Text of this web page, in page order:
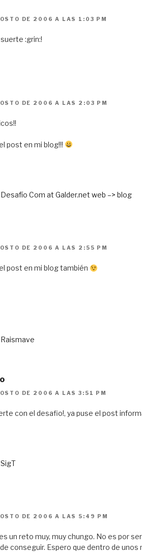
DE 2006 A LAS 1:03 PM
:grin:!
DE 2006 A LAS 2:03 PM
post en mi blog!!!
Desafío Com at Galder.net web –> blog
DE 2006 A LAS 2:55 PM
post en mi blog también
Raismave
DE 2006 A LAS 3:51 PM
con el desafio!, ya puse el post
SigT
DE 2006 A LAS 5:49 PM
un reto muy, muy chungo. No es por
conseguir. Espero que dentro de